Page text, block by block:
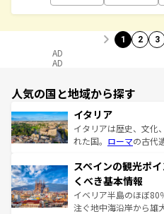
1 2 3
AD
AD
人気の国と地域から探す
イタリア
イタリアは歴史、文化
れた国。 ローマの古代
ろん、トスカーナの美
景など、自然景観も見
ピザやパスタなど、絶
できる。朝目覚めてか
スペインの観光ポ
くべき基本情報
イベリア半島のほぼ80
注ぐ地中海沿岸から雄